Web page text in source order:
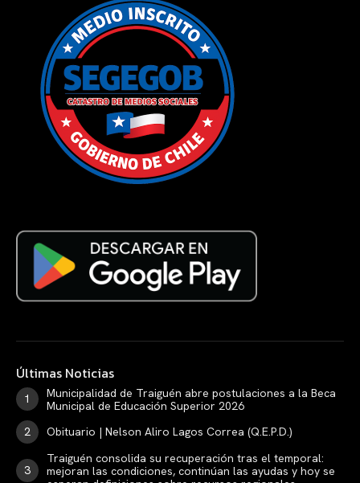
Últimas Noticias
Municipalidad de Traiguén abre postulaciones a la Beca
Municipal de Educación Superior 2026
Obituario | Nelson Aliro Lagos Correa (Q.E.P.D.)
Traiguén consolida su recuperación tras el temporal:
mejoran las condiciones, continúan las ayudas y hoy se